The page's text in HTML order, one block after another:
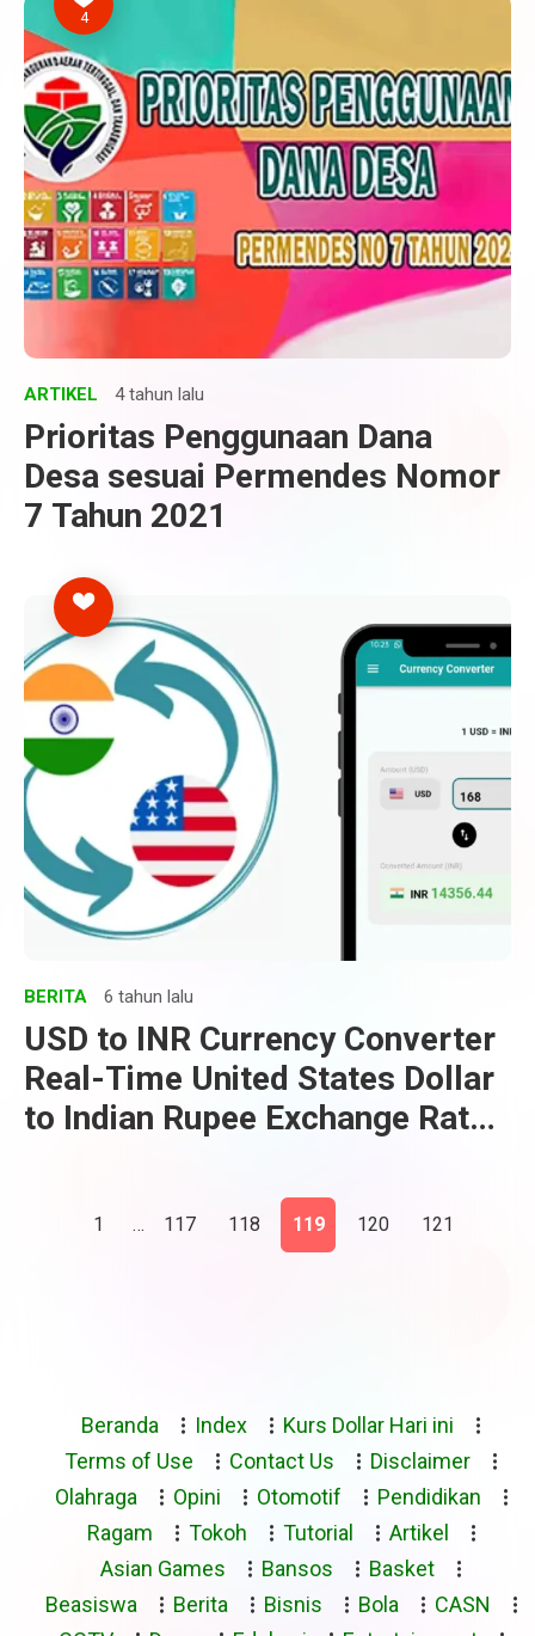
4
ARTIKEL 4 tahun lalu
Prioritas Penggunaan Dana
Desa sesuai Permendes Nomor
7 Tahun 2021
BERITA 6 tahun lalu
USD to INR Currency Converter
Real-Time United States Dollar
to Indian Rupee Exchange Rate
1 … 117 118 119 120 121
Beranda Index
Kurs Dollar Hari ini
Terms of Use
Contact Us
Disclaimer
Olahraga
Opini Otomotif
Pendidikan
Ragam
Tokoh Tutorial
Artikel
Asian Games
Bansos
Basket
Beasiswa
Berita Bisnis Bola
CASN